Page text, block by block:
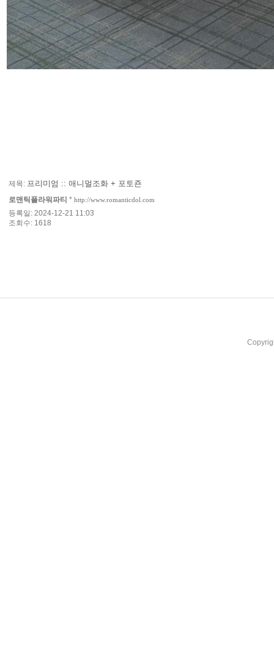
제목: 프리미엄 :: 애니멀조화 + 포토죤
로맨틱플라워파티 * http://www.romanticdol.com
등록일: 2024-12-21 11:03
조회수: 1618